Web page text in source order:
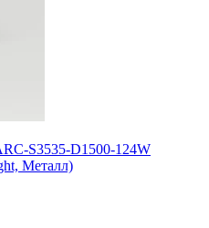
S3535-D1500-124W
Металл)